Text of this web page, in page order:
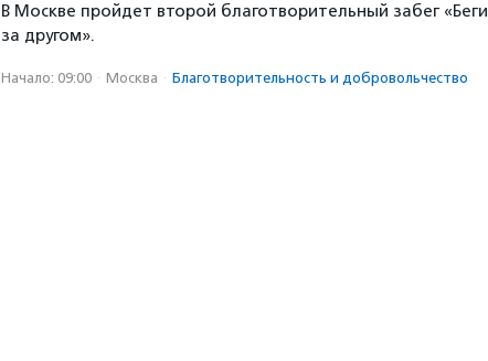
В Москве пройдет второй благотворительный забег «Беги
за другом».
Начало: 09:00 · Москва · Благотвори­тель­ность и доброволь­чест­во